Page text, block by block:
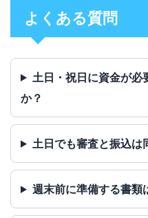
よくある質問
土日・祝日に資金が必
か？
土日でも審査と振込は
週末前に準備する書類